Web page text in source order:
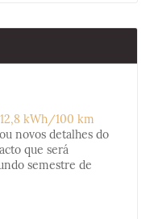
kWh/100 km
novos detalhes do
que será
semestre de